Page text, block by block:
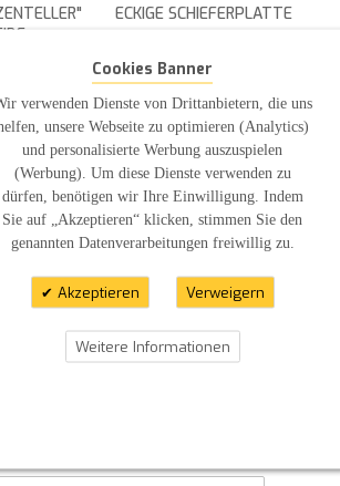
ECKIGE SCHIEFERPLATTE
IHRE EIGENE
HOCHZEITSKERZE HERZBAUM UND
DIESEN ARTIKEL?*
1 STERN 2 STERNE 3 STERNE 4 STERNE
Cookies Banner
verwenden Dienste von Drittanbietern, die uns
unsere Webseite zu optimieren (Analytics)
und personalisierte Werbung auszuspielen
(Werbung). Um diese Dienste verwenden zu
dürfen, benötigen wir Ihre Einwilligung. Indem
Sie auf „Akzeptieren“ klicken, stimmen Sie den
genannten Datenverarbeitungen freiwillig zu.
Akzeptieren Verweigern
Weitere Informationen